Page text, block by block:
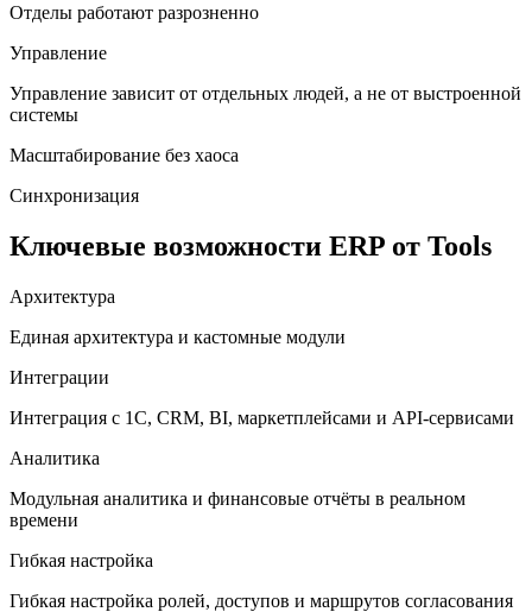
Отделы работают разрозненно
Управление
Управление зависит от отдельных людей, а не от выстроенной
системы
Масштабирование без хаоса
Синхронизация
Ключевые возможности ERP от Tools
Архитектура
Единая архитектура и кастомные модули
Интеграции
Интеграция с 1С, CRM, BI, маркетплейсами и API-сервисами
Аналитика
Модульная аналитика и финансовые отчёты в реальном
времени
Гибкая настройка
Гибкая настройка ролей, доступов и маршрутов согласования